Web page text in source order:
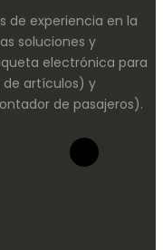
de experiencia en la
soluciones y
electrónica para
de artículos) y
de pasajeros).